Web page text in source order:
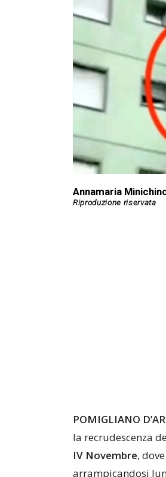
Annamaria
POMIGLIANO
la recrudescenza
IV Novembre,
arrampicandosi